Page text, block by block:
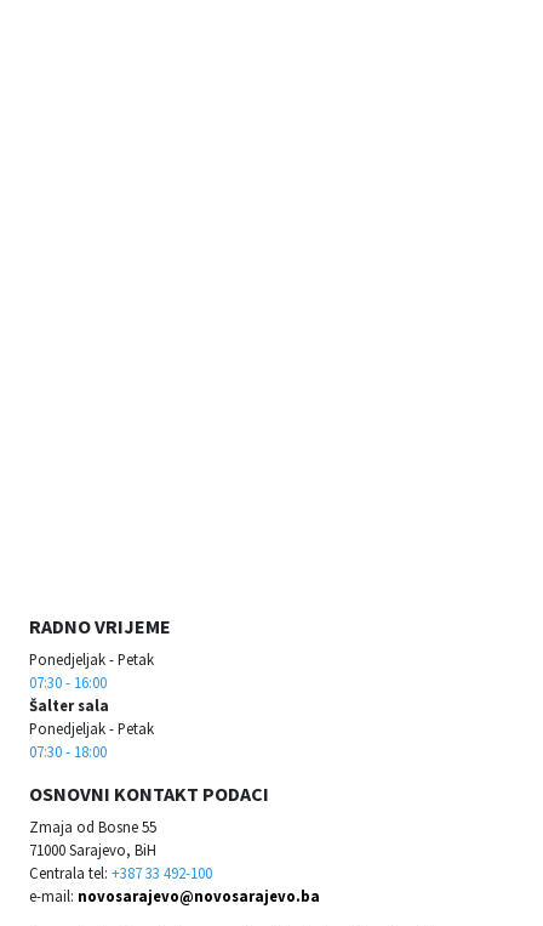
RADNO VRIJEME
Ponedjeljak - Petak
07:30 - 16:00
Šalter sala
Ponedjeljak - Petak
07:30 - 18:00
OSNOVNI KONTAKT PODACI
Zmaja od Bosne 55
71000 Sarajevo, BiH
Centrala tel: +387 33 492-100
e-mail: novosarajevo@novosarajevo.ba